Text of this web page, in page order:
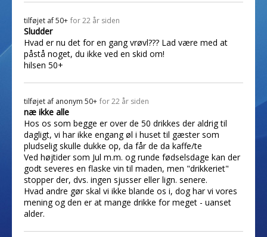
tilføjet af50+ for 22 år siden
Sludder
Hvad er nu det for en gang vrøvl??? Lad være med at
påstå noget, du ikke ved en skid om!
hilsen 50+
tilføjet af anonym 50+ for 22 år siden
næ ikke alle
Hos os som begge er over de 50 drikkes der aldrig til
dagligt, vi har ikke engang øl i huset til gæster som
pludselig skulle dukke op, da får de da kaffe/te
Ved højtider som Jul m.m. og runde fødselsdage kan der
godt severes en flaske vin til maden, men "drikkeriet"
stopper der, dvs. ingen sjusser eller lign. senere.
Hvad andre gør skal vi ikke blande os i, dog har vi vores
mening og den er at mange drikke for meget - uanset
alder.